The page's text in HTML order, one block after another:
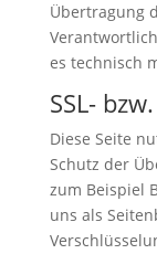
Übertragung
es technisch
SSL-
Diese Seite
Schutz der
zum Beispiel
uns als